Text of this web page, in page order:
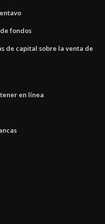
fondos
de capital sobre la venta de
en línea